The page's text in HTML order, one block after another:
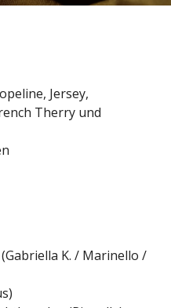
Jersey,
Therry und
K. / Marinello /